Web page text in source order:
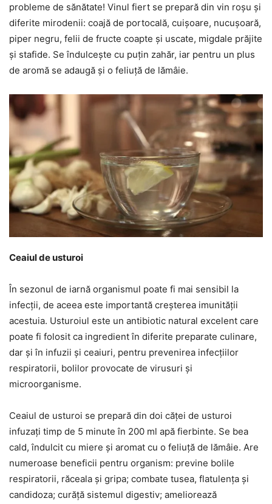
probleme de sănătate! Vinul fiert se prepară din vin roșu și
diferite mirodenii: coajă de portocală, cuișoare, nucușoară,
piper negru, felii de fructe coapte și uscate, migdale prăjite
și stafide. Se îndulcește cu puțin zahăr, iar pentru un plus
de aromă se adaugă și o feliuță de lămâie.
Ceaiul de usturoi
În sezonul de iarnă organismul poate fi mai sensibil la
infecții, de aceea este importantă creșterea imunității
acestuia. Usturoiul este un antibiotic natural excelent care
poate fi folosit ca ingredient în diferite preparate culinare,
dar și în infuzii și ceaiuri, pentru prevenirea infecțiilor
respiratorii, bolilor provocate de virusuri și
microorganisme.
Ceaiul de usturoi se prepară din doi căței de usturoi
infuzați timp de 5 minute în 200 ml apă fierbinte. Se bea
cald, îndulcit cu miere și aromat cu o feliuță de lămâie. Are
numeroase beneficii pentru organism: previne bolile
respiratorii, răceala și gripa; combate tusea, flatulența și
candidoza; curăță sistemul digestiv; ameliorează